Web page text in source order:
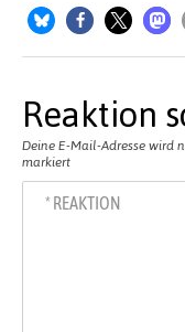
Reaktion
Deine E-Mail-Adresse wird
markiert